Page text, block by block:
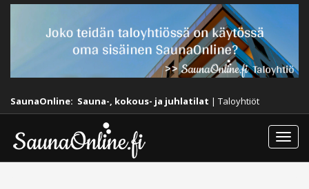
SaunaOnline: Sauna-, kokous- ja juhlatilat | Taloyhtiöt